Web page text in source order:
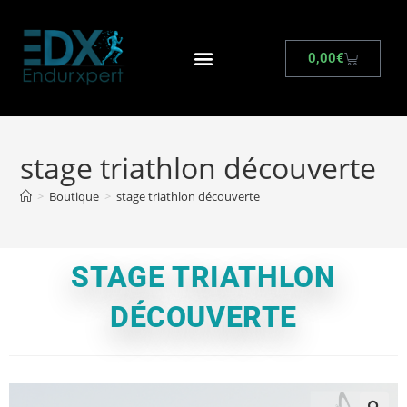
0,00€
stage triathlon découverte
> Boutique > stage triathlon découverte
STAGE TRIATHLON
DÉCOUVERTE